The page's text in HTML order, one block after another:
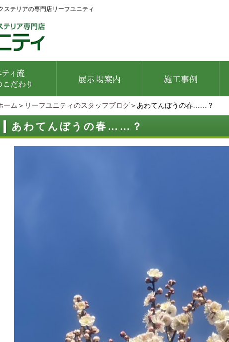
ステリアの専門店リーフユニティ
ーム ＞ リーフユニティのスタッフブログ ＞あわてんぼうの春……？
あわてんぼうの春……？